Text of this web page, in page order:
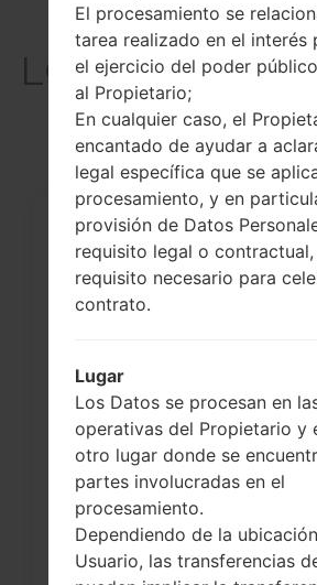
GO) akaLG
¿Cómo restablecer
a través del código...
El procesamiento se
tarea realizado en el interés
el ejercicio del poder
al Propietario;
En cualquier caso, el
encantado de ayudar a
legal específica que se
procesamiento, y en
provisión de Datos
requisito legal o
requisito necesario para
contrato.
Lugar
Los Datos se procesan en
operativas del Propietario y
otro lugar donde se
partes involucradas en el
procesamiento.
Dependiendo de la
Usuario, las transferencias